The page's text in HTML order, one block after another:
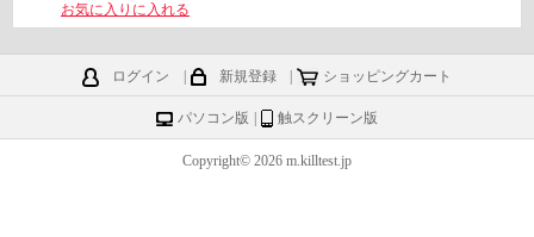
お気に入りに入れる
ログイン 新規登録 ショッピングカート
パソコン版 触スクリーン版
Copyright© 2026 m.killtest.jp